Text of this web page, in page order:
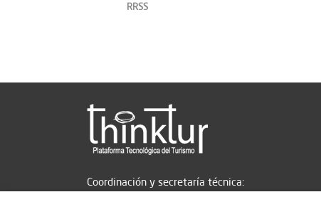
RRSS
Coordinación y secretaría técnica: